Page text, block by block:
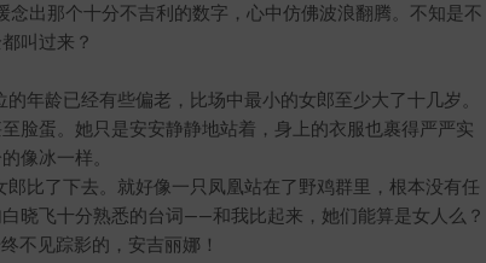
出那个十分不吉利的数字，心中仿佛波浪翻腾。不知是不
叫过来？
龄已经有些偏老，比场中最小的女郎至少大了十几岁。
脸蛋。她只是安安静静地站着，身上的衣服也裹得严严实
像冰一样。
了下去。就好像一只凤凰站在了野鸡群里，根本没有任
晓飞十分熟悉的台词——和我比起来，她们能算是女人么？
见踪影的，安吉丽娜！